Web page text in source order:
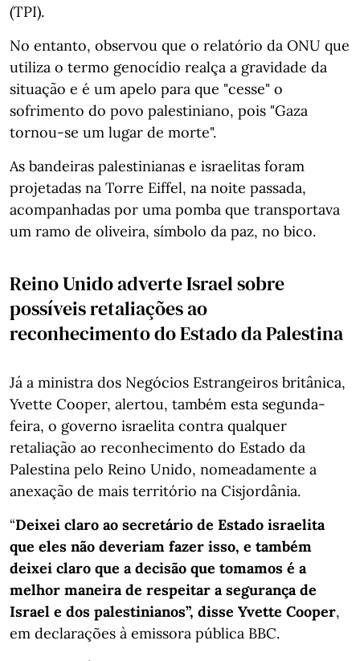
(TPI).
No entanto, observou que o relatório da ONU que
utiliza o termo genocídio realça a gravidade da
situação e é um apelo para que "cesse" o
sofrimento do povo palestiniano, pois "Gaza
tornou-se um lugar de morte".
As bandeiras palestinianas e israelitas foram
projetadas na Torre Eiffel, na noite passada,
acompanhadas por uma pomba que transportava
um ramo de oliveira, símbolo da paz, no bico.
Reino Unido adverte Israel sobre
possíveis retaliações ao
reconhecimento do Estado da Palestina
Já a ministra dos Negócios Estrangeiros britânica,
Yvette Cooper, alertou, também esta segunda-
feira, o governo israelita contra qualquer
retaliação ao reconhecimento do Estado da
Palestina pelo Reino Unido, nomeadamente a
anexação de mais território na Cisjordânia.
“Deixei claro ao secretário de Estado israelita
que eles não deveriam fazer isso, e também
deixei claro que a decisão que tomamos é a
melhor maneira de respeitar a segurança de
Israel e dos palestinianos”, disse Yvette Cooper,
em declarações à emissora pública BBC.